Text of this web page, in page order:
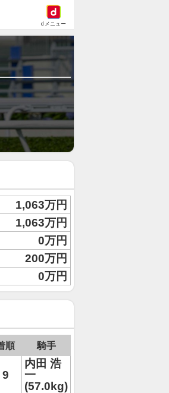
dメニュー
1,063万円
1,063万円
0万円
200万円
0万円
順 騎手
9
内田 浩
一
(57.0kg)